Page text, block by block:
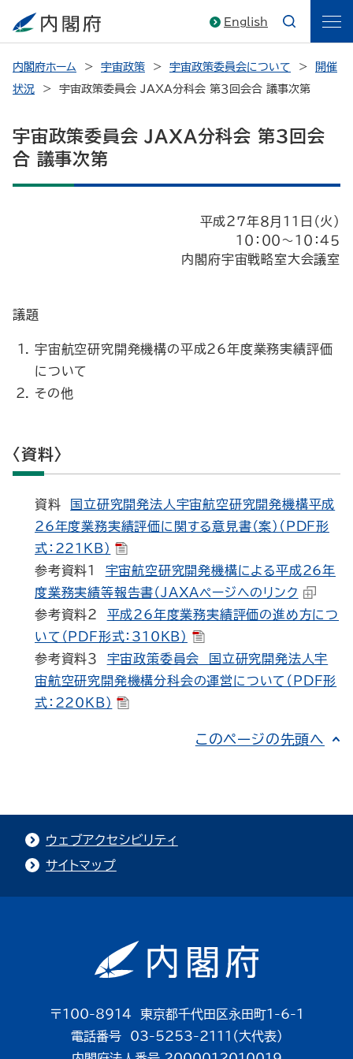
English
内閣府ホーム 宇宙政策 宇宙政策委員会について
開催
状況
宇宙政策委員会 JAXA分科会 第３回会合 議事次第
宇宙政策委員会 JAXA分科会 第３回会
合 議事次第
平成２７年８月１１日（火）
１０：００～１０：４５
内閣府宇宙戦略室大会議室
議題
宇宙航空研究開発機構の平成26年度業務実績評価
について
その他
〈資料〉
資料
国立研究開発法人宇宙航空研究開発機構平成
26年度業務実績評価に関する意見書（案）（PDF形
式：221KB）
参考資料１ 宇宙航空研究開発機構による平成26年
度業務実績等報告書（JAXAページへのリンク
参考資料２ 平成26年度業務実績評価の進め方につ
いて（PDF形式：310KB）
参考資料３ 宇宙政策委員会 国立研究開発法人宇
宙航空研究開発機構分科会の運営について（PDF形
式：220KB）
このページの先頭へ
ウェブアクセシビリティ
サイトマップ
〒100-8914 東京都千代田区永田町1-6-1
電話番号 03-5253-2111（大代表）